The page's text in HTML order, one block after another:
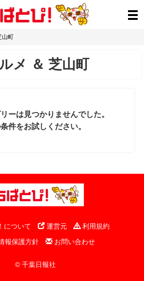
山町
メ ＆ 芝山町
ーは見つかりませんでした。
件をお試しください。
について 運営元
利用規約
報保護方針
お問い合わせ
© 千葉日報社